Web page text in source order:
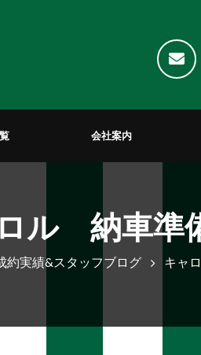
会社案内
ル 納車準
約実績&スタッフブログ キャ